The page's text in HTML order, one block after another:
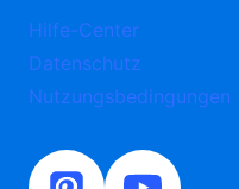
Hilfe-Center
Datenschutz
Nutzungsbedingungen